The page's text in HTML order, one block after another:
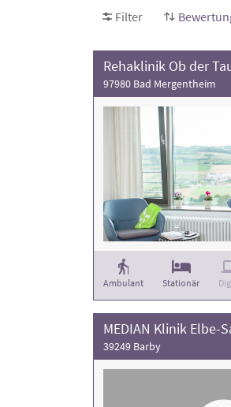
Filter
Rehaklinik Ob der
97980 Bad Mergentheim
Ambulant Stationär
MEDIAN Klinik Elbe-
39249 Barby